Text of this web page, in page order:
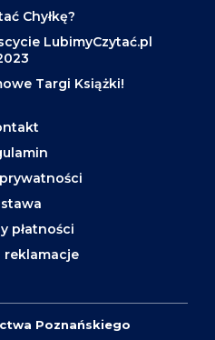
Chyłkę?
LubimyCzytać.pl
Targi Książki!
płatności
reklamacje
Poznańskiego